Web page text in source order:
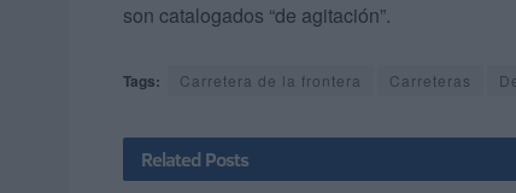
son catalogados “de agitación”.
Tags: Carretera de la frontera Carreteras
Related Posts